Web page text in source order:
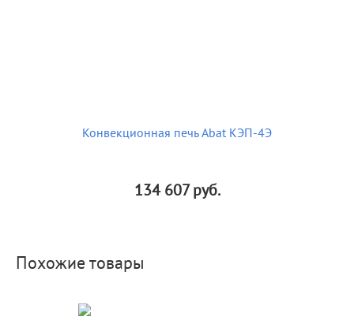
Конвекционная печь Abat КЭП-4Э
134 607руб.
Похожие товары